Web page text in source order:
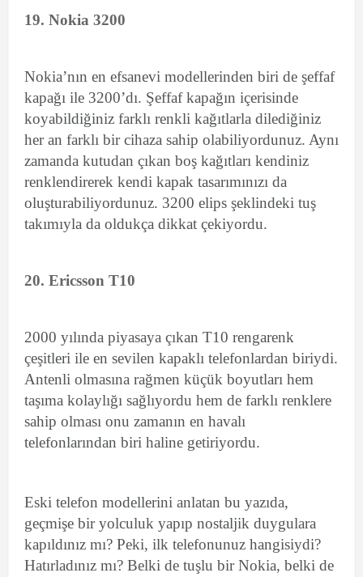
19. Nokia 3200
Nokia’nın en efsanevi modellerinden biri de şeffaf
kapağı ile 3200’dı. Şeffaf kapağın içerisinde
koyabildiğiniz farklı renkli kağıtlarla dilediğiniz
her an farklı bir cihaza sahip olabiliyordunuz. Aynı
zamanda kutudan çıkan boş kağıtları kendiniz
renklendirerek kendi kapak tasarımınızı da
oluşturabiliyordunuz. 3200 elips şeklindeki tuş
takımıyla da oldukça dikkat çekiyordu.
20. Ericsson T10
2000 yılında piyasaya çıkan T10 rengarenk
çeşitleri ile en sevilen kapaklı telefonlardan biriydi.
Antenli olmasına rağmen küçük boyutları hem
taşıma kolaylığı sağlıyordu hem de farklı renklere
sahip olması onu zamanın en havalı
telefonlarından biri haline getiriyordu.
Eski telefon modellerini anlatan bu yazıda,
geçmişe bir yolculuk yapıp nostaljik duygulara
kapıldınız mı? Peki, ilk telefonunuz hangisiydi?
Hatırladınız mı? Belki de tuşlu bir Nokia, belki de